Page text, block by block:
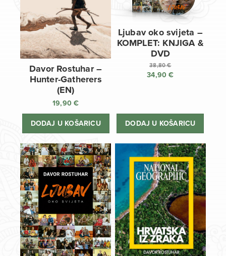
Davor Rostuhar –
Hunter-Gatherers
(EN)
19,90€
DODAJ U KOŠARICU
Ljubav oko svijeta –
KOMPLET: KNJIGA &
DVD
38,80€
Izvorna
38,80 €.
34,90€
34,90 €.
DODAJ U KOŠARICU